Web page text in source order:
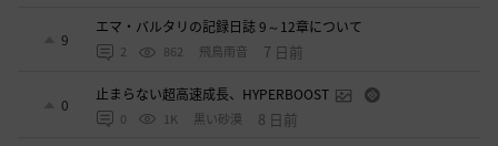
9
エマ・バルタリの記録日誌 9～12章について
2 862 飛鳥雨音 7 日前
0
止まらない超高速成長、HYPERBOOST
0 1K 黒い砂漠 8 日前